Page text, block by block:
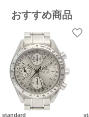
おすすめ商品
standard